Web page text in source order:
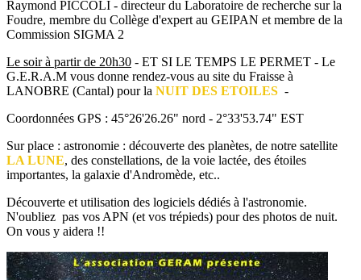
Raymond PICCOLI - directeur du Laboratoire de recherche sur la
Foudre, membre du Collège d'expert au GEIPAN et membre de la
Commission SIGMA 2
Le soir à partir de 20h30 - ET SI LE TEMPS LE PERMET - Le
G.E.R.A.M vous donne rendez-vous au site du Fraisse à
LANOBRE (Cantal) pour la NUIT DES ETOILES -
Coordonnées GPS : 45°26'26.26" nord - 2°33'53.74" EST
Sur place : astronomie : découverte des planètes, de notre satellite
LA LUNE, des constellations, de la voie lactée, des étoiles
importantes, la galaxie d'Andromède, etc..
Découverte et utilisation des logiciels dédiés à l'astronomie.
N'oubliez pas vos APN (et vos trépieds) pour des photos de nuit.
On vous y aidera !!